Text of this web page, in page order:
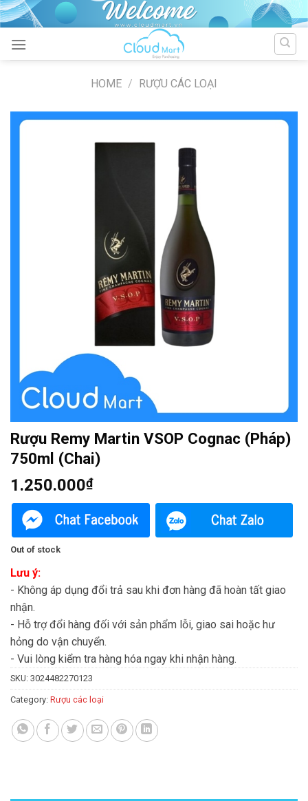
Skip
to
content
HOME / RƯỢU CÁC LOẠI
Rượu Remy Martin VSOP Cognac (Pháp)
750ml (Chai)
1.250.000₫
Out of stock
Lưu ý:
- Không áp dụng đổi trả sau khi đơn hàng đã hoàn tất giao
nhận.
- Hỗ trợ đổi hàng đối với sản phẩm lỗi, giao sai hoặc hư
hỏng do vận chuyển.
- Vui lòng kiểm tra hàng hóa ngay khi nhận hàng.
SKU: 3024482270123
Category: Rượu các loại